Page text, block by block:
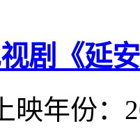
剧《延
上映年份：